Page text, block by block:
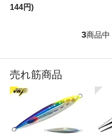
144円)
3商品中
売れ筋商品